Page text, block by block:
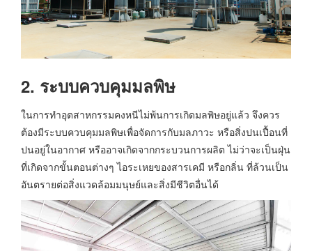
2. ระบบควบคุมมลพิษ
ในการทำอุตสาหกรรมคงหนีไม่พ้นการเกิดมลพิษอยู่แล้ว จึงควร
ต้องมีระบบควบคุมมลพิษเพื่อจัดการกับมลภาวะ หรือสิ่งปนเปื้อนที่
ปนอยู่ในอากาศ หรืออาจเกิดจากกระบวนการผลิต ไม่ว่าจะเป็นฝุ่น
ที่เกิดจากขั้นตอนต่างๆ ไอระเหยของสารเคมี หรือกลิ่น ที่ล้วนเป็น
อันตรายต่อสิ่งแวดล้อมมนุษย์และสิ่งมีชีวิตอื่นได้